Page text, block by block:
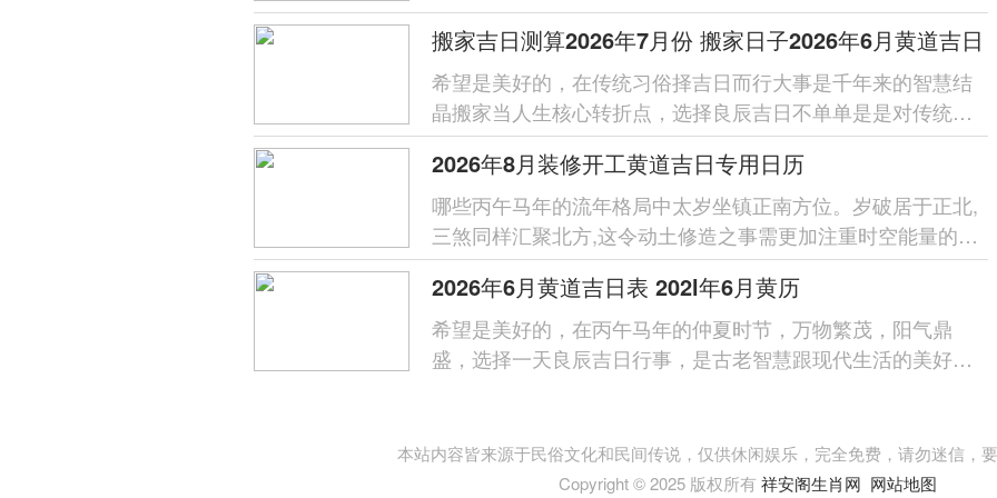
祝福，在这不仅是对传统文...
搬家吉日测算2026年7月份 搬家日子2026年6月黄道吉日
希望是美好的，在传统习俗择吉日而行大事是千年来的智慧结
晶搬家当人生核心转折点，选择良辰吉日不单单是是对传统文
化的尊重;更是对以后家庭生...
2026年8月装修开工黄道吉日专用日历
哪些丙午马年的流年格局中太岁坐镇正南方位。岁破居于正北,
三煞同样汇聚北方,这令动土修造之事需更加注重时空能量的调
与...八月作为夏秋交...
2026年6月黄道吉日表 202l年6月黄历
希望是美好的，在丙午马年的仲夏时节，万物繁茂，阳气鼎
盛，选择一天良辰吉日行事，是古老智慧跟现代生活的美好交
本站内容皆来源于民俗文化和民间传说，仅供休闲娱乐，完全免费，请勿迷信，
Copyright © 2025 版权所有祥安阁生肖网 网站地图